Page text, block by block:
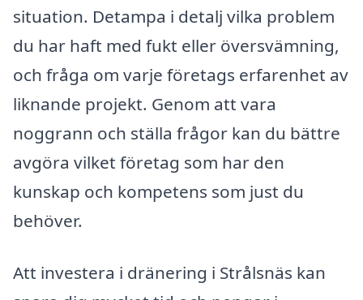
situation. Detampa i detalj vilka problem
du har haft med fukt eller översvämning,
och fråga om varje företags erfarenhet av
liknande projekt. Genom att vara
noggrann och ställa frågor kan du bättre
avgöra vilket företag som har den
kunskap och kompetens som just du
behöver.
Att investera i dränering i Strålsnäs kan